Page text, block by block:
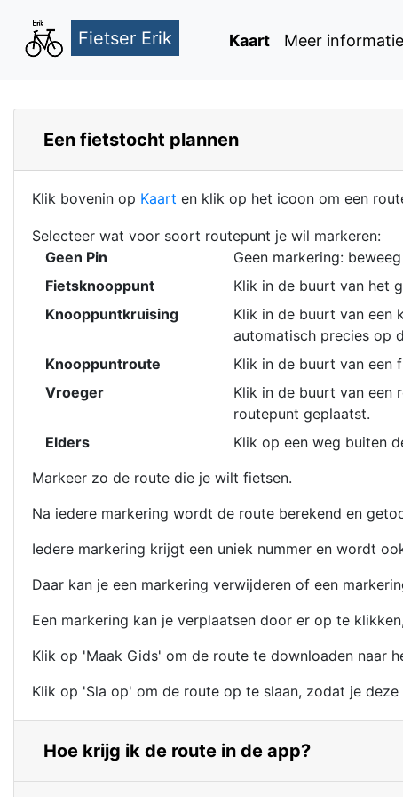
Fietser Erik Kaart Meer informatie
Een fietstocht plannen
Klik bovenin op Kaart en klik op het icoon om een
Selecteer wat voor soort routepunt je wil markeren:
Geen Pin
Geen markering:
Fietsknooppunt
Klik in de buurt van het
Knooppuntkruising
Klik in de buurt van een
automatisch precies op
Knooppuntroute
Klik in de buurt van een
Vroeger
Klik in de buurt van een
routepunt geplaatst.
Elders
Klik op een weg buiten
Markeer zo de route die je wilt fietsen.
Na iedere markering wordt de route berekend en
Iedere markering krijgt een uniek nummer en wordt
Daar kan je een markering verwijderen of een
Een markering kan je verplaatsen door er op te
Klik op 'Maak Gids' om de route te downloaden naar
Klik op 'Sla op' om de route op te slaan, zodat je
Hoe krijg ik de route in de app?